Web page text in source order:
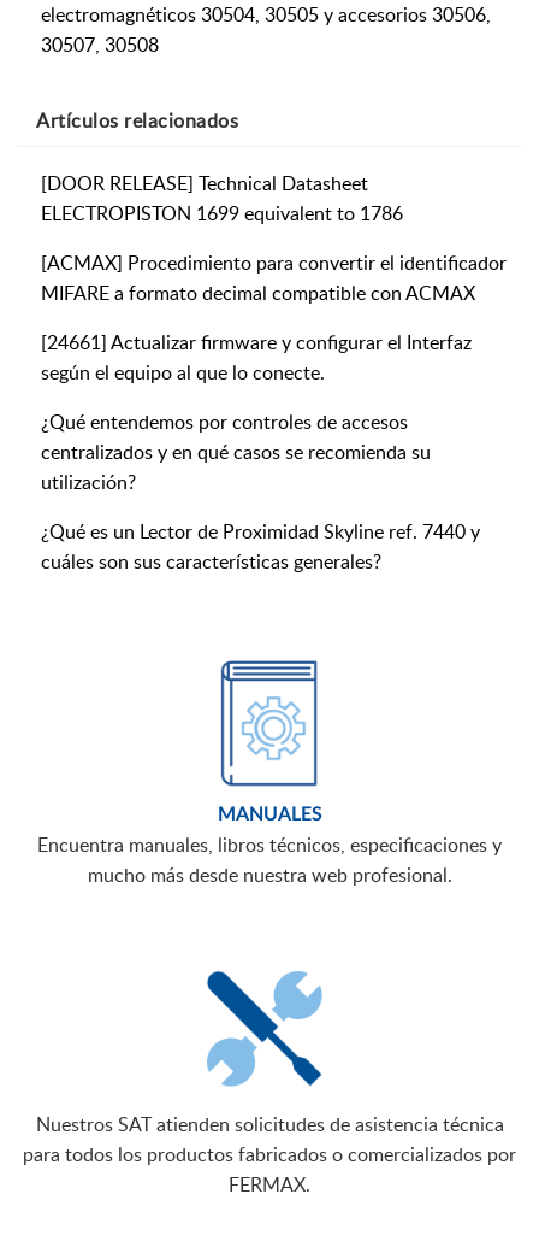
electromagnéticos 30504, 30505 y accesorios 30506,
30507, 30508
Artículos relacionados
[DOOR RELEASE] Technical Datasheet
ELECTROPISTON 1699 equivalent to 1786
[ACMAX] Procedimiento para convertir el identificador
MIFARE a formato decimal compatible con ACMAX
[24661] Actualizar firmware y configurar el Interfaz
según el equipo al que lo conecte.
¿Qué entendemos por controles de accesos
centralizados y en qué casos se recomienda su
utilización?
¿Qué es un Lector de Proximidad Skyline ref. 7440 y
cuáles son sus características generales?
MANUALES
Encuentra manuales, libros técnicos, especificaciones y
mucho más desde nuestra web profesional.
Nuestros SAT atienden solicitudes de asistencia técnica
para todos los productos fabricados o comercializados por
FERMAX.